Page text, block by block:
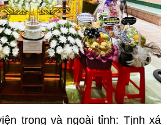
trong và ngoài tỉnh: Tịnh xá